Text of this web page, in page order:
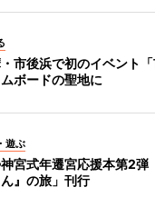
市後浜で初のイベント
ボードの聖地に
遊ぶ
宮式年遷宮応援本第2
』の旅」刊行